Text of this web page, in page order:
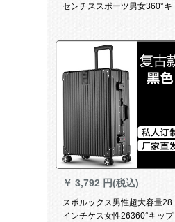
センチススポーツ男女360°キ
ャバクタスポーツスポーツス
ーツスポーツボックス銀色の
ラ糸QPL 810125-B 26を搭載
しています。
￥ 3,792 円(税込)
スポルックス男性超大容量28
インチケス女性26360°キップ